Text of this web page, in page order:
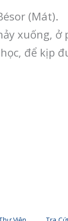
(Mát).
xuống,
để kịp